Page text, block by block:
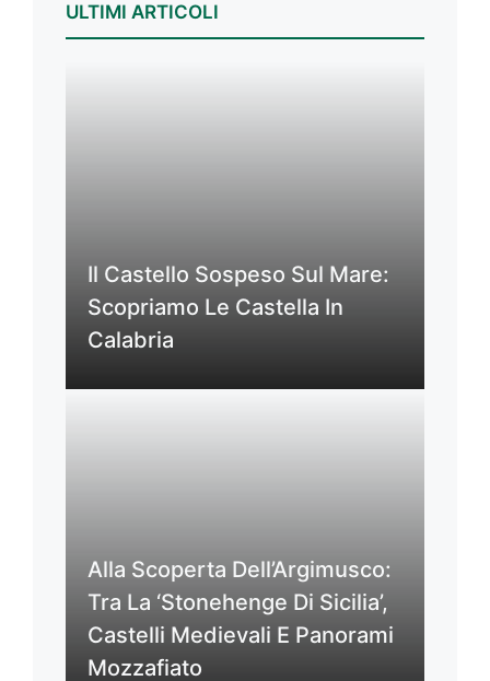
ULTIMI ARTICOLI
Il Castello Sospeso Sul Mare:
Scopriamo Le Castella In
Calabria
Alla Scoperta Dell’Argimusco:
Tra La ‘Stonehenge Di Sicilia’,
Castelli Medievali E Panorami
Mozzafiato